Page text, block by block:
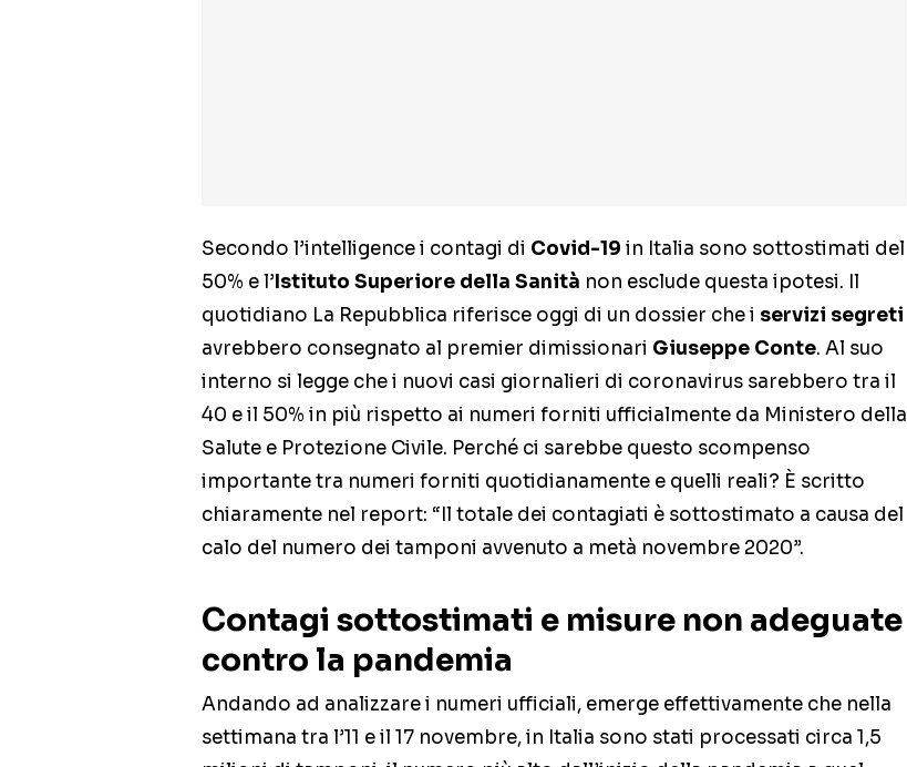
Secondo l’intelligence i contagi di Covid-19 in Italia sono sottostimati del
50% e l’Istituto Superiore della Sanità non esclude questa ipotesi. Il
quotidiano La Repubblica riferisce oggi di un dossier che i servizi segreti
avrebbero consegnato al premier dimissionari Giuseppe Conte. Al suo
interno si legge che i nuovi casi giornalieri di coronavirus sarebbero tra il
40 e il 50% in più rispetto ai numeri forniti ufficialmente da Ministero della
Salute e Protezione Civile. Perché ci sarebbe questo scompenso
importante tra numeri forniti quotidianamente e quelli reali? È scritto
chiaramente nel report: “Il totale dei contagiati è sottostimato a causa del
calo del numero dei tamponi avvenuto a metà novembre 2020”.
Contagi sottostimati e misure non adeguate
contro la pandemia
Andando ad analizzare i numeri ufficiali, emerge effettivamente che nella
settimana tra l’11 e il 17 novembre, in Italia sono stati processati circa 1,5